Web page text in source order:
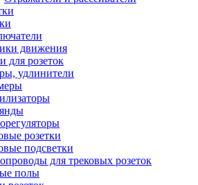
движения
для розеток
удлинители
розетки
подсветки
для трековых розеток
полы